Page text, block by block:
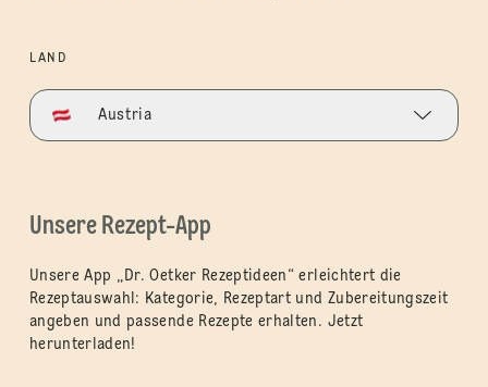
LAND
Austria
Unsere Rezept-App
Unsere App „Dr. Oetker Rezeptideen“ erleichtert die
Rezeptauswahl: Kategorie, Rezeptart und Zubereitungszeit
angeben und passende Rezepte erhalten. Jetzt
herunterladen!